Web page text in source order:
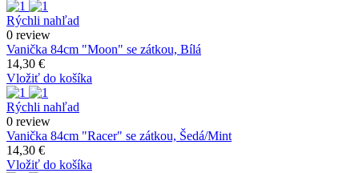
Rýchli nahľad
0 review
Vanička 84cm "Moon" se zátkou, Bílá
14,30 €
Vložiť do košíka
Rýchli nahľad
0 review
Vanička 84cm "Racer" se zátkou, Šedá/Mint
14,30 €
Vložiť do košíka